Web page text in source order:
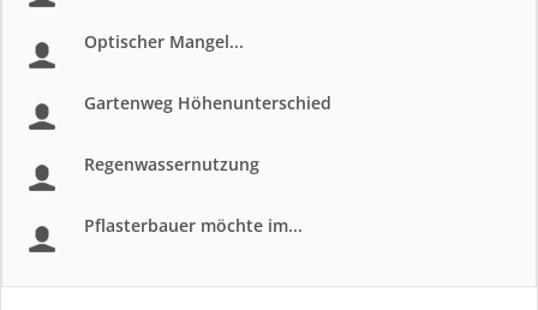
Optischer Mangel...
Gartenweg Höhenunterschied
Regenwassernutzung
Pflasterbauer möchte im...